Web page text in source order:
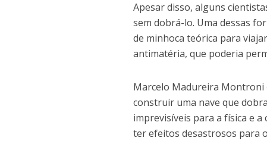
Apesar disso, alguns
sem dobrá-lo. Uma dessas
de minhoca teórica para
antimatéria, que poderia
Marcelo Madureira Montroni
construir uma nave que
imprevisíveis para a física e
ter efeitos desastrosos para